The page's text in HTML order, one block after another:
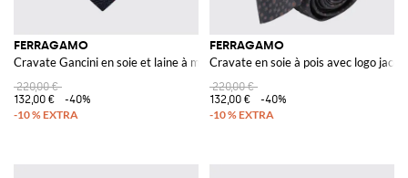
FERRAGAMO
Cravate Gancini en soie et laine à motif chevron monogramme
220,00 €
132,00 €
-40%
FERRAGAMO
Cravate en soie à pois avec logo
220,00 €
132,00 €
-40%